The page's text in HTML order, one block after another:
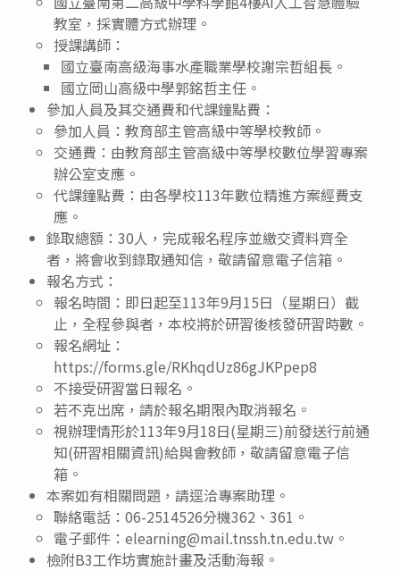
教室，採實體方式辦理。
授課講師：
國立臺南高級海事水產職業學校謝宗哲組長。
國立岡山高級中學郭銘哲主任。
參加人員及其交通費和代課鐘點費：
參加人員：教育部主管高級中等學校教師。
交通費：由教育部主管高級中等學校數位學習專案
辦公室支應。
代課鐘點費：由各學校113年數位精進方案經費支
應。
錄取總額：30人，完成報名程序並繳交資料齊全
者，將會收到錄取通知信，敬請留意電子信箱。
報名方式：
報名時間：即日起至113年9月15日（星期日）截
止，全程參與者，本校將於研習後核發研習時數。
報名網址：
https://forms.gle/RKhqdUz86gJKPpep8
不接受研習當日報名。
若不克出席，請於報名期限內取消報名。
視辦理情形於113年9月18日(星期三)前發送行前通
知(研習相關資訊)給與會教師，敬請留意電子信
箱。
本案如有相關問題，請逕洽專案助理。
聯絡電話：06-2514526分機362、361。
電子郵件：elearning@mail.tnssh.tn.edu.tw。
檢附B3工作坊實施計畫及活動海報。